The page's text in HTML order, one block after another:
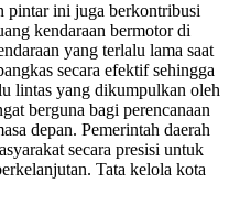
pintar ini juga berkontribusi
kendaraan bermotor di
yang terlalu lama saat
secara efektif sehingga
lintas yang dikumpulkan oleh
berguna bagi perencanaan
depan. Pemerintah daerah
secara presisi untuk
Tata kelola kota